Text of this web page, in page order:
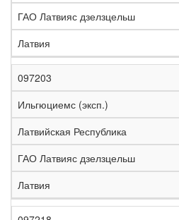
ГАО Латвияс дзелзцельш
Латвия
097203
Ильгюциемс (эксп.)
Латвийская Республика
ГАО Латвияс дзелзцельш
Латвия